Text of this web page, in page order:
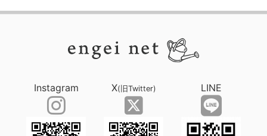
Instagram X(旧Twitter) LINE